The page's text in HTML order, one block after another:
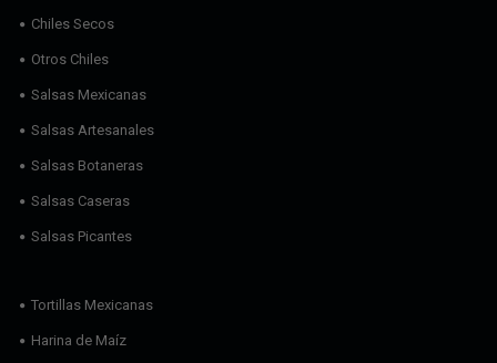
Chiles Secos
Otros Chiles
Salsas Mexicanas
Salsas Artesanales
Salsas Botaneras
Salsas Caseras
Salsas Picantes
Tortillas Mexicanas
Harina de Maíz